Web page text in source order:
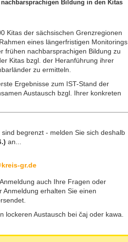
Bildung in den Kitas
Kitas der sächsischen Grenzregionen
eines längerfristigen Monitorings
frühen nachbarsprachigen Bildung zu
Kitas bzgl. der Heranführung ihrer
zu ermitteln.
Ergebnisse zum IST-Stand der
Austausch bzgl. Ihrer konkreten
begrenzt - melden Sie sich deshalb
an...
gr.de
auch Ihre Fragen oder
erhalten Sie einen
Austausch bei čaj oder kawa.